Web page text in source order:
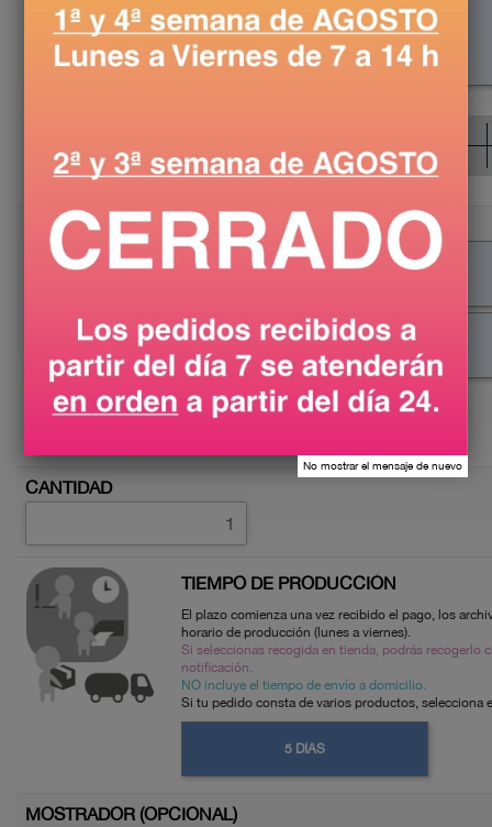
TELA/MANTEL
TAMAÑO
S
70 X 45 CM
XXL
CANTIDAD
TIEMPO DE PRODUCCIÓN
El plazo comienza una vez recibido el pago, los
horario de producción (lunes a viernes).
Si seleccionas recogida en tienda, podrás recogerlo
notificación.
NO incluye el tiempo de envío a domicilio.
Si tu pedido consta de varios productos, selecciona
5 DÍAS
MOSTRADOR (OPCIONAL)
No mostrar el mensaje de nuevo